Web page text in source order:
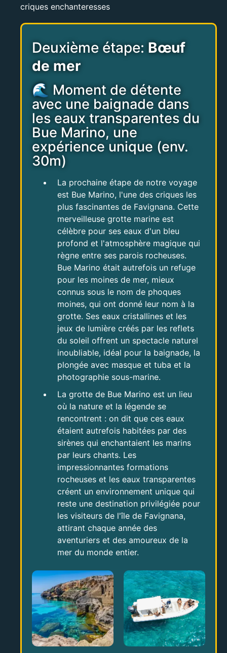
criques enchanteresses
Deuxième étape: Bœuf
de mer
🌊 Moment de détente
avec une baignade dans
les eaux transparentes du
Bue Marino, une
expérience unique (env.
30m)
La prochaine étape de notre voyage
est Bue Marino, l'une des criques les
plus fascinantes de Favignana. Cette
merveilleuse grotte marine est
célèbre pour ses eaux d'un bleu
profond et l'atmosphère magique qui
règne entre ses parois rocheuses.
Bue Marino était autrefois un refuge
pour les moines de mer, mieux
connus sous le nom de phoques
moines, qui ont donné leur nom à la
grotte. Ses eaux cristallines et les
jeux de lumière créés par les reflets
du soleil offrent un spectacle naturel
inoubliable, idéal pour la baignade, la
plongée avec masque et tuba et la
photographie sous-marine.
La grotte de Bue Marino est un lieu
où la nature et la légende se
rencontrent : on dit que ces eaux
étaient autrefois habitées par des
sirènes qui enchantaient les marins
par leurs chants. Les
impressionnantes formations
rocheuses et les eaux transparentes
créent un environnement unique qui
reste une destination privilégiée pour
les visiteurs de l'île de Favignana,
attirant chaque année des
aventuriers et des amoureux de la
mer du monde entier.